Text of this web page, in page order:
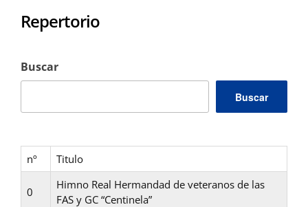
Repertorio
Buscar
Buscar
nº Titulo
0
Himno Real Hermandad de veteranos de las
FAS y GC “Centinela”